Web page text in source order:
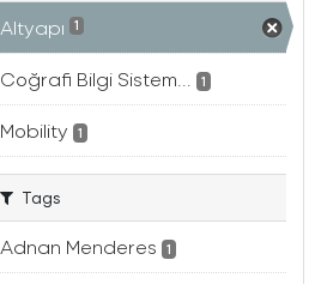
Altyapı 1
Coğrafi Bilgi Sistem... 1
Mobility 1
Tags
Adnan Menderes 1